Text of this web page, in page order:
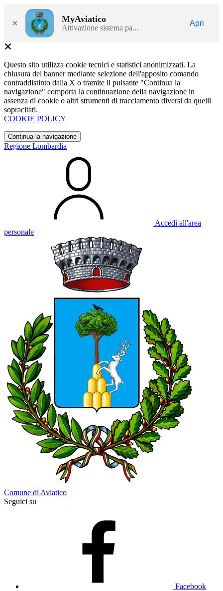
× MyAviatico
Attivazione sistema pa...
Apri
Questo sito utilizza cookie tecnici e statistici anonimizzati. La
chiusura del banner mediante selezione dell'apposito comando
contraddistinto dalla X o tramite il pulsante "Continua la
navigazione" comporta la continuazione della navigazione in
assenza di cookie o altri strumenti di tracciamento diversi da quelli
sopracitati.
COOKIE POLICY
Continua la navigazione
Regione Lombardia
Accedi all'area
personale
Comune di Aviatico
Seguici su
Facebook